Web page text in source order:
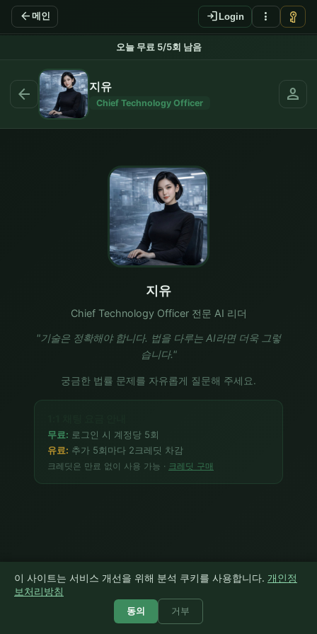
arrow_back 메인 login Login more_vert vpn_key
오늘 무료 5/5회 남음
리더와 대화하기 - 법마디 AI
arrow_back 지유
Chief Technology Officer person
지유
Chief Technology Officer 전문 AI 리더
"기술은 정확해야 합니다. 법을 다루는 AI라면 더욱 그렇
습니다."
궁금한 법률 문제를 자유롭게 질문해 주세요.
무료: 로그인 시 계정당 5회
유료: 추가 5회마다 2크레딧 차감
크레딧은 만료 없이 사용 가능 · 크레딧 구매
이 사이트는 서비스 개선을 위해 분석 쿠키를 사용합니다. 개인정
보처리방침
동의 거부